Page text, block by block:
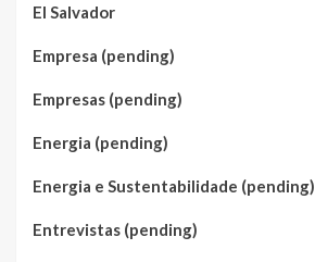
El Salvador
Empresa (pending)
Empresas (pending)
Energia (pending)
Energia e Sustentabilidade (pending)
Entrevistas (pending)